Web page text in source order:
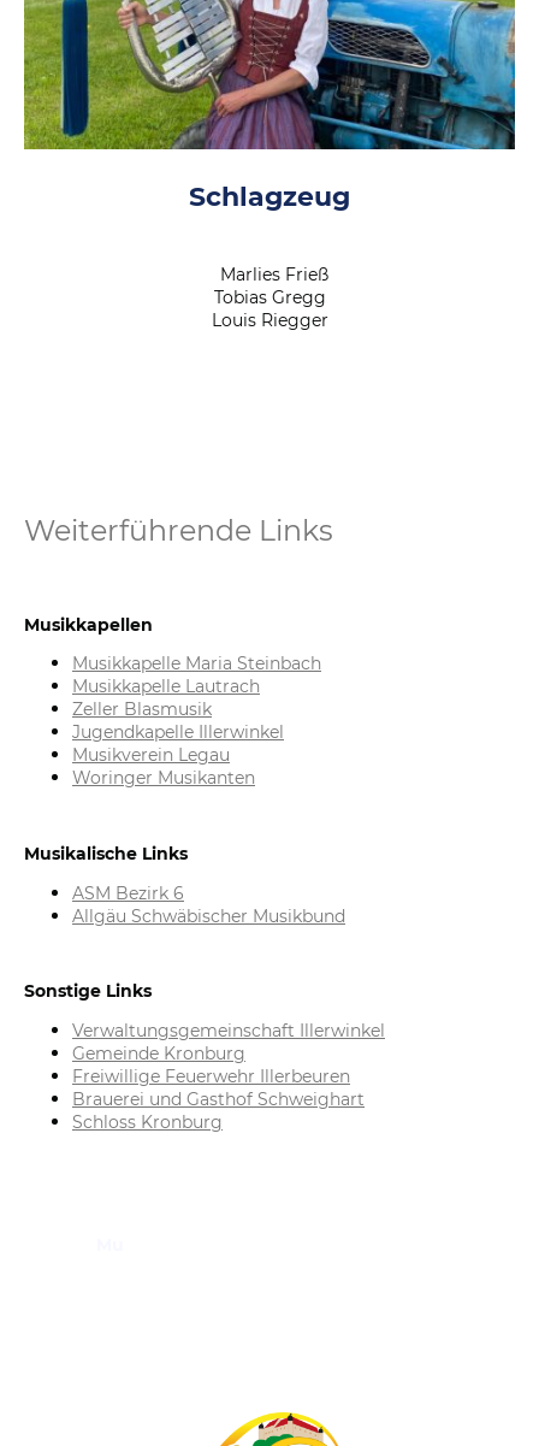
Schlagzeug
Marlies Frieß
Tobias Gregg
Louis Riegger
Weiterführende Links
Musikkapellen
Musikkapelle Maria Steinbach
Musikkapelle Lautrach
Zeller Blasmusik
Jugendkapelle Illerwinkel
Musikverein Legau
Woringer Musikanten
Musikalische Links
ASM Bezirk 6
Allgäu Schwäbischer Musikbund
Sonstige Links
Verwaltungsgemeinschaft Illerwinkel
Gemeinde Kronburg
Freiwillige Feuerwehr Illerbeuren
Brauerei und Gasthof Schweighart
Schloss Kronburg